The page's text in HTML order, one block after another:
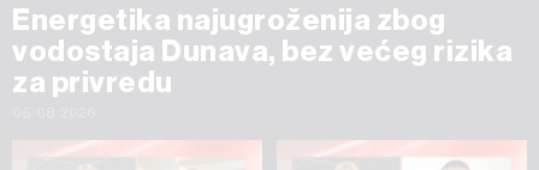
Energetika najugroženija zbog
vodostaja Dunava, bez većeg rizika
za privredu